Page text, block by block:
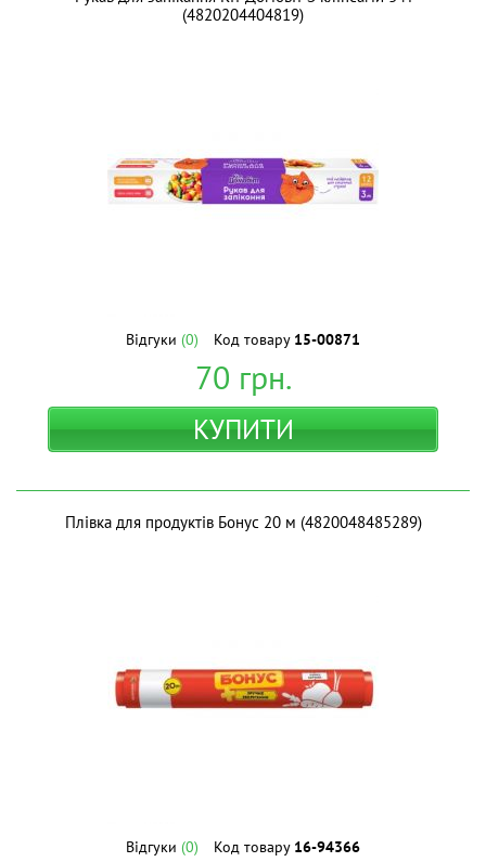
(4820204404819)
Відгуки (0) Код товару 15-00871
70 грн.
КУПИТИ
Плівка для продуктів Бонус 20 м (4820048485289)
Відгуки (0) Код товару 16-94366